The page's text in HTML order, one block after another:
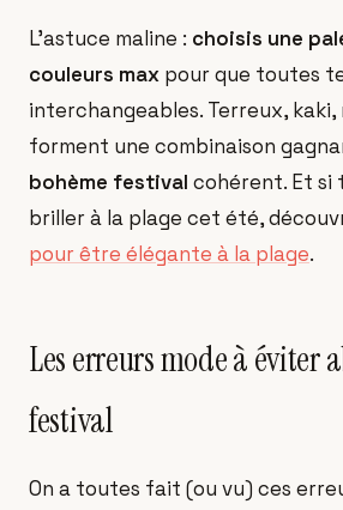
L'astuce maline : choisis une
couleurs max pour que toutes
interchangeables. Terreux,
forment une combinaison
bohème festival cohérent. Et si
briller à la plage cet été,
pour être élégante à la plage.
Les erreurs mode à éviter
festival
On a toutes fait (ou vu) ces